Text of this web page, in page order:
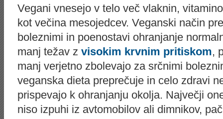
Vegani vnesejo v telo več vlaknin,
kot večina mesojedcev. Veganski način
boleznimi in poenostavi ohranjanje
manj težav z visokim krvnim pritiskom,
manj verjetno zbolevajo za srčnimi
veganska dieta preprečuje in celo zdravi
prispevajo k ohranjanju okolja. Največji
niso izpuhi iz avtomobilov ali dimnikov,